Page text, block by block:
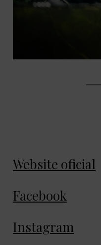
Website oficial
Facebook
Instagram